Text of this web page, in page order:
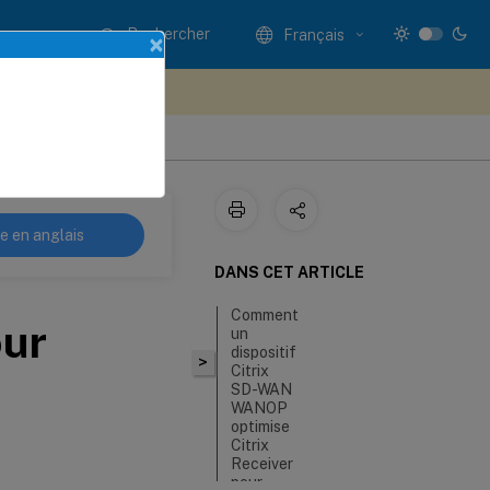
Rechercher Français
en anglais
>
DANS CET ARTICLE
Comment
un
dispositif
Citrix
SD-WAN
WANOP
optimise
Citrix
Receiver
pour
×